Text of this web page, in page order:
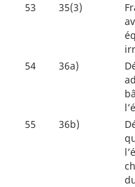
53 35(3)
54 36a)
55 36b)